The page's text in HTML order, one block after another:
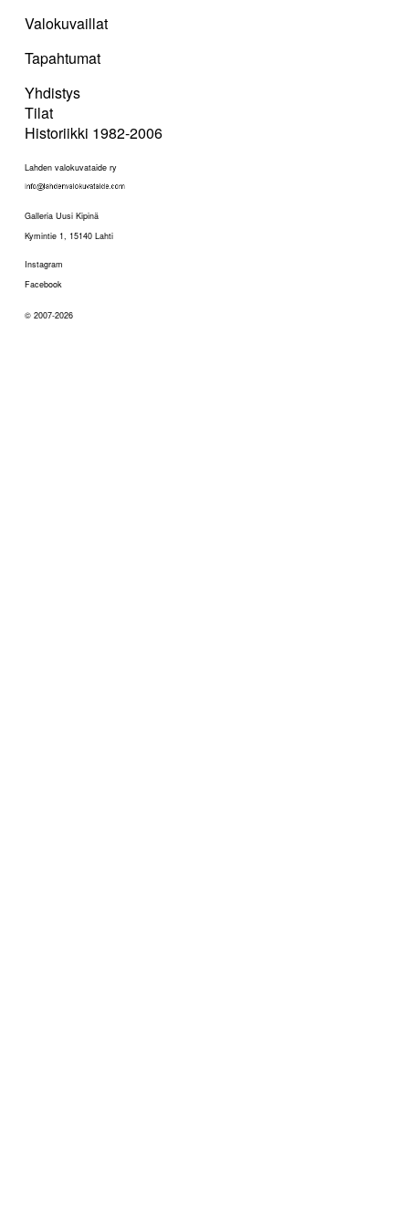
Valokuvaillat
Tapahtumat
Yhdistys
Tilat
Historiikki 1982-2006
Lahden valokuvataide ry
Galleria Uusi Kipinä
Kymintie 1, 15140 Lahti
Instagram
Facebook
© 2007-2026